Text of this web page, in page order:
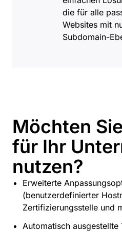
die für alle
Websites mit
Subdomain-
Möchten
für Ihr
nutzen?
Erweiterte
(benutzerdefinierter
Zertifizierungsstelle und
Automatisch